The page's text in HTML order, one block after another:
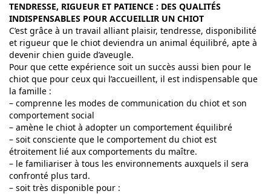
TENDRESSE, RIGUEUR ET PATIENCE : DES QUALITÉS
INDISPENSABLES POUR ACCUEILLIR UN CHIOT
C’est grâce à un travail alliant plaisir, tendresse, disponibilité
et rigueur que le chiot deviendra un animal équilibré, apte à
devenir chien guide d’aveugle.
Pour que cette expérience soit un succès aussi bien pour le
chiot que pour ceux qui l’accueillent, il est indispensable que
la famille :
– comprenne les modes de communication du chiot et son
comportement social
– amène le chiot à adopter un comportement équilibré
– soit consciente que le comportement du chiot est
étroitement lié aux comportements du maître.
– le familiariser à tous les environnements auxquels il sera
confronté plus tard.
– soit très disponible pour :